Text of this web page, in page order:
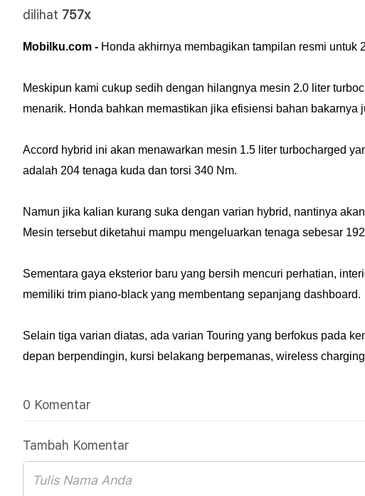
dilihat 757x
Mobilku.com - Honda akhirnya membagikan tampilan resmi
Meskipun kami cukup sedih dengan hilangnya mesin 2.0 liter
menarik. Honda bahkan memastikan jika efisiensi bahan bakarnya
Accord hybrid ini akan menawarkan mesin 1.5 liter turbocharged
adalah 204 tenaga kuda dan torsi 340 Nm.
Namun jika kalian kurang suka dengan varian hybrid, nantinya
Mesin tersebut diketahui mampu mengeluarkan tenaga sebesar
Sementara gaya eksterior baru yang bersih mencuri perhatian,
memiliki trim piano-black yang membentang sepanjang dashboard.
Selain tiga varian diatas, ada varian Touring yang berfokus pada
depan berpendingin, kursi belakang berpemanas, wireless
0 Komentar
Tambah Komentar